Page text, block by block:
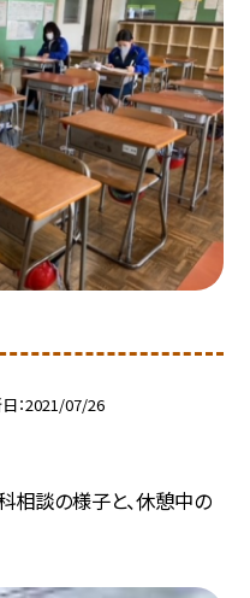
2021/07/26
科相談の様子と、休憩中の